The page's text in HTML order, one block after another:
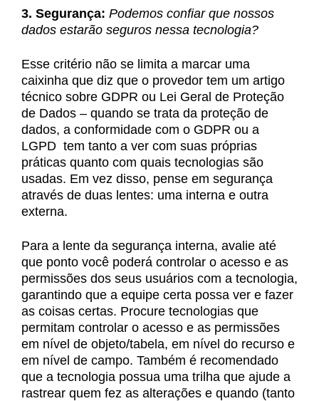
3. Segurança: Podemos confiar que nossos
dados estarão seguros nessa tecnologia?
Esse critério não se limita a marcar uma
caixinha que diz que o provedor tem um artigo
técnico sobre GDPR ou Lei Geral de Proteção
de Dados – quando se trata da proteção de
dados, a conformidade com o GDPR ou a
LGPD tem tanto a ver com suas próprias
práticas quanto com quais tecnologias são
usadas. Em vez disso, pense em segurança
através de duas lentes: uma interna e outra
externa.
Para a lente da segurança interna, avalie até
que ponto você poderá controlar o acesso e as
permissões dos seus usuários com a tecnologia,
garantindo que a equipe certa possa ver e fazer
as coisas certas. Procure tecnologias que
permitam controlar o acesso e as permissões
em nível de objeto/tabela, em nível do recurso e
em nível de campo. Também é recomendado
que a tecnologia possua uma trilha que ajude a
rastrear quem fez as alterações e quando (tanto